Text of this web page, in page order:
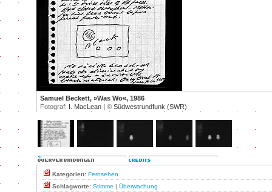
Samuel Beckett, »Was Wo«, 1986
Fotograf: I. MacLean | © Südwestrundfunk (SWR)
Kategorien: Fernsehen
Schlagworte: Stimme | Überwachung